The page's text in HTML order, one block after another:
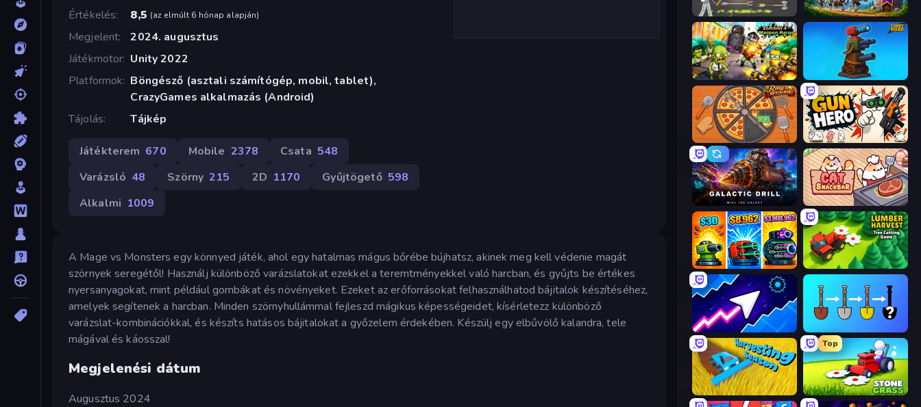
Értékelés
8,5 (az elmúlt 6 hónap alapján)
Megjelent
2024. augusztus
Játékmotor Unity 2022
Platformok Böngésző (asztali számítógép, mobil, tablet),
CrazyGames alkalmazás (Android)
Tájolás
Tájkép
Játékterem 670 Mobile 2378 Csata 548
Varázsló 48 Szörny 215 2D 1170 Gyűjtögető 598
Alkalmi 1009
A Mage vs Monsters egy könnyed játék, ahol egy hatalmas mágus bőrébe bújhatsz, akinek meg kell védenie magát
szörnyek seregétől! Használj különböző varázslatokat ezekkel a teremtményekkel való harcban, és gyűjts be értékes
nyersanyagokat, mint például gombákat és növényeket. Ezeket az erőforrásokat felhasználhatod bájitalok készítéséhez,
amelyek segítenek a harcban. Minden szörnyhullámmal fejleszd mágikus képességeidet, kísérletezz különböző
varázslat-kombinációkkal, és készíts hatásos bájitalokat a győzelem érdekében. Készülj egy elbűvölő kalandra, tele
mágával és káosszal!
Megjelenési dátum
Augusztus 2024
Ragdoll Archers Mage Castle Idle Defense
Zombies 4 Weapon Merge Furry Road
Ring Restaurant Gun Hero: Cat Survival
Galactic Drill Cat Snack Bar
Pumpkin Defense: Merge Cannon Lumber Harvest: Tree Cutting Game
Space Waves
Harvesting Season
Top
Stone Grass: Mowing Simulator